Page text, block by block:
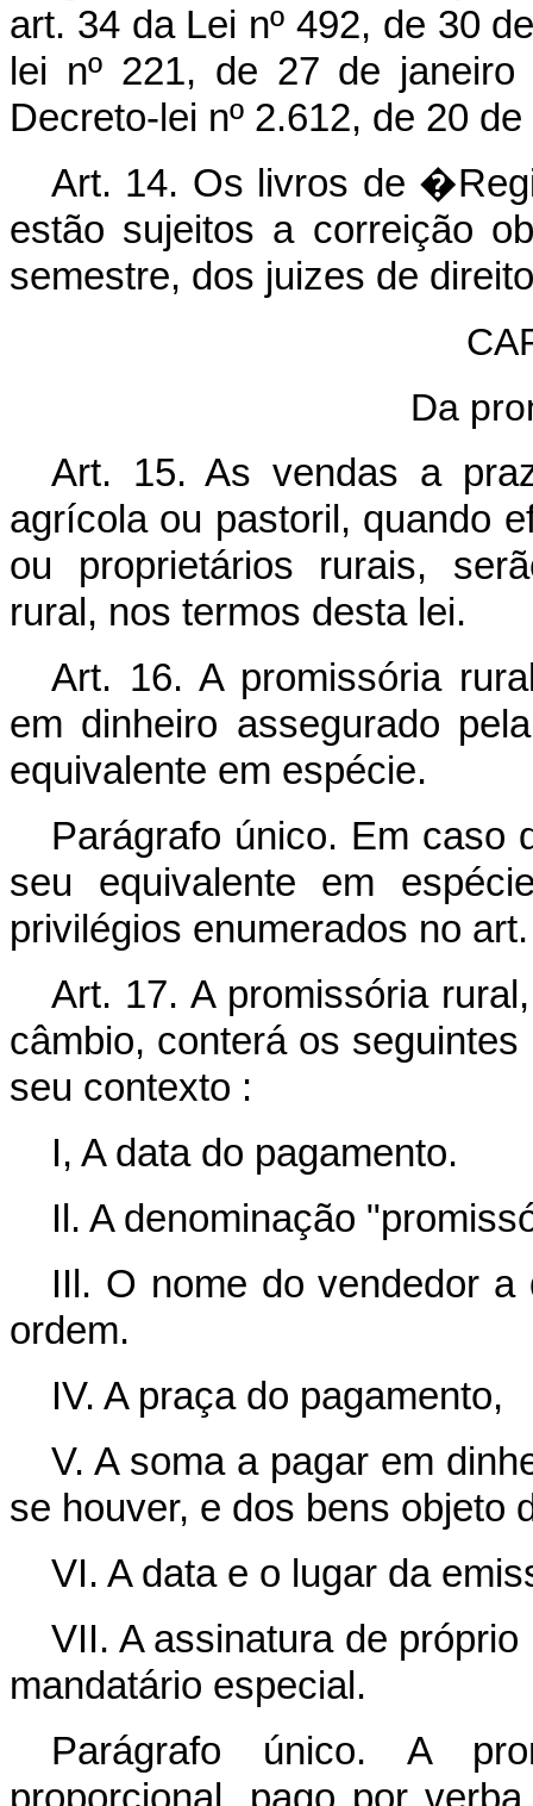
art. 34 da Lei nº 492, de 30
lei nº 221, de 27 de
Decreto-lei nº 2.612, de 20
Art. 14. Os livros de
estão sujeitos a correição
semestre, dos juizes de
Da
Art. 15. As vendas a
agrícola ou pastoril, quando
ou proprietários rurais,
rural, nos termos desta lei.
Art. 16. A promissória
em dinheiro assegurado
equivalente em espécie.
Parágrafo único. Em caso
seu equivalente em
privilégios enumerados no
Art. 17. A promissória
câmbio, conterá os
seu contexto :
I, A data do pagamento.
Il. A denominação
IIl. O nome do vendedor
ordem.
IV. A praça do pagamento,
V. A soma a pagar em
se houver, e dos bens objeto
VI. A data e o lugar da
VII. A assinatura de
mandatário especial.
Parágrafo único. A